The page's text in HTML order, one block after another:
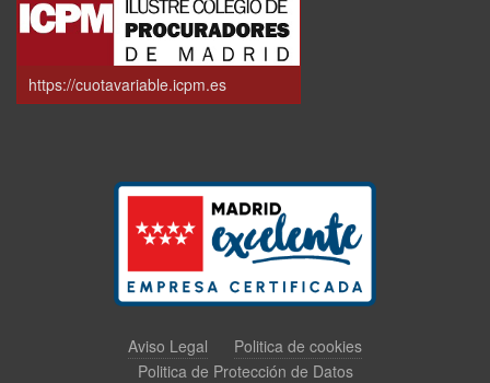
https://cuotavariable.icpm.es
Aviso Legal
Politica de cookies
Politica de Protección de Datos